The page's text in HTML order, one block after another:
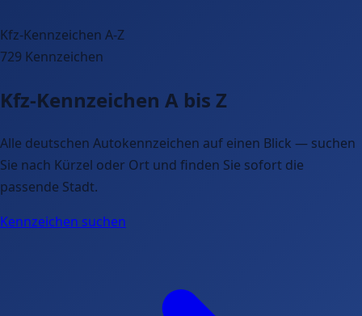
Kfz-Kennzeichen A-Z
729 Kennzeichen
Kfz-Kennzeichen A bis Z
Alle deutschen Autokennzeichen auf einen Blick — suchen
Sie nach Kürzel oder Ort und finden Sie sofort die
passende Stadt.
Kennzeichen suchen